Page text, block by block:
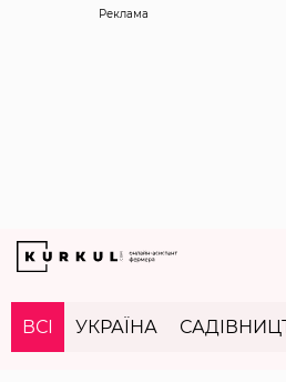
Реклама
ВСІ УКРАЇНА